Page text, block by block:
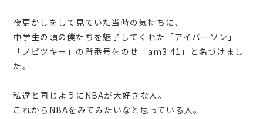
夜更かしをして見ていた当時の気持ちに、
中学生の頃の僕たちを魅了してくれた「アイバーソン」
「ノビツキー」の背番号をのせ「am3:41」と名づけまし
た。
私達と同じようにNBAが大好きな人。
これからNBAをみてみたいなと思っている人。